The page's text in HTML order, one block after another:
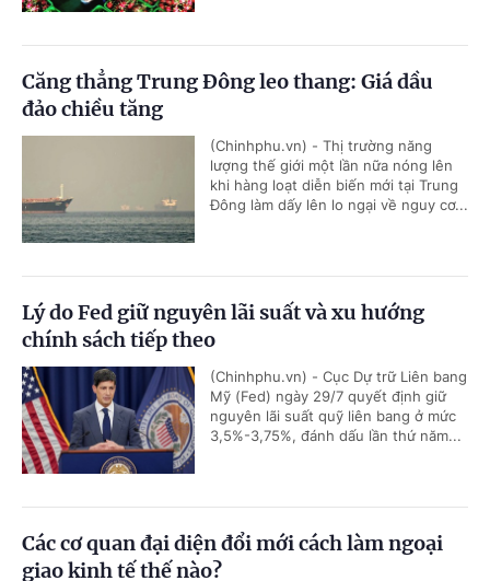
Căng thẳng Trung Đông leo thang: Giá dầu
đảo chiều tăng
(Chinhphu.vn) - Thị trường năng
lượng thế giới một lần nữa nóng lên
khi hàng loạt diễn biến mới tại Trung
Đông làm dấy lên lo ngại về nguy cơ...
Lý do Fed giữ nguyên lãi suất và xu hướng
chính sách tiếp theo
(Chinhphu.vn) - Cục Dự trữ Liên bang
Mỹ (Fed) ngày 29/7 quyết định giữ
nguyên lãi suất quỹ liên bang ở mức
3,5%-3,75%, đánh dấu lần thứ năm...
Các cơ quan đại diện đổi mới cách làm ngoại
giao kinh tế thế nào?